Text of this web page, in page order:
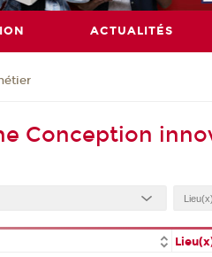
ACTUALITÉS
Conception